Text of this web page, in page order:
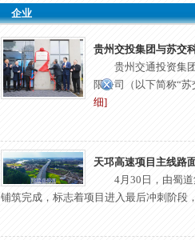
企业
贵州交投集团与苏交
贵州交通投资集
限公司（以下简称“
细]
天邛高速项目主线路
4月30日，由蜀
铺筑完成，标志着项目进入最后冲刺阶段